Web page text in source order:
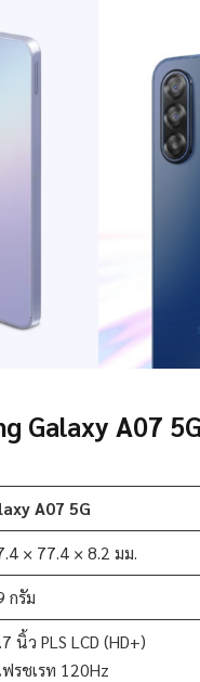
Galaxy A07
A07 5G
× 77.4 × 8.2 มม.
กรัม
นิ้ว PLS LCD (HD+)
ฟรชเรท 120Hz